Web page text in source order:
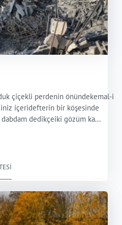
çiçekli perdenin önündekemal-i
içeridefterin bir köşesinde
dedikçeiki gözüm ka...